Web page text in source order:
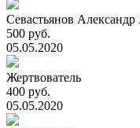
Севастьянов
500 руб.
05.05.2020
Жертвователь
400 руб.
05.05.2020